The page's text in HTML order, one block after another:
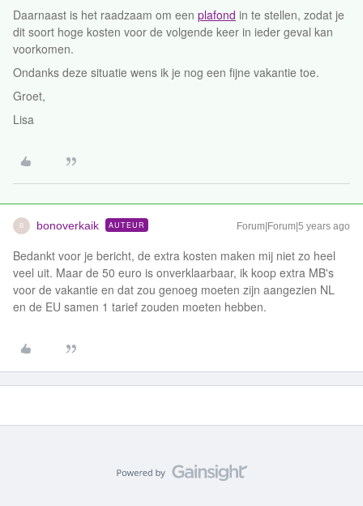
Daarnaast is het raadzaam om een plafond in te stellen, zodat je
dit soort hoge kosten voor de volgende keer in ieder geval kan
voorkomen.
Ondanks deze situatie wens ik je nog een fijne vakantie toe.
Groet,
Lisa
B bonoverkaik AUTEUR Forum|Forum|5 years ago
Bedankt voor je bericht, de extra kosten maken mij niet zo heel
veel uit. Maar de 50 euro is onverklaarbaar, ik koop extra MB's
voor de vakantie en dat zou genoeg moeten zijn aangezien NL
en de EU samen 1 tarief zouden moeten hebben.